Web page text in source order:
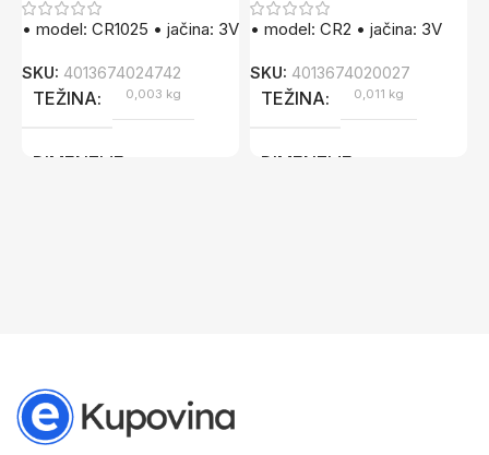
• model: CR1025 • jačina: 3V
SKU: 4013674024742
TEŽINA 0,003 kg
DIMENZIJE
• model: CR2 • jačina: 3V
SKU: 4013674020027
TEŽINA 0,011 kg
DIMENZIJE